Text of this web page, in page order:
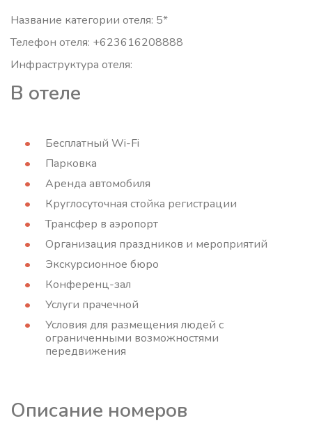
Название категории отеля: 5*
Телефон отеля: +623616208888
Инфраструктура отеля:
В отеле
Бесплатный Wi-Fi
Парковка
Аренда автомобиля
Круглосуточная стойка регистрации
Трансфер в аэропорт
Организация праздников и мероприятий
Экскурсионное бюро
Конференц-зал
Услуги прачечной
Условия для размещения людей с
ограниченными возможностями
передвижения
Описание номеров